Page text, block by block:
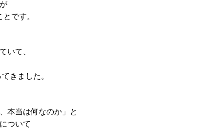
です。
いて、
きました。
本当は何なのか」と
ついて